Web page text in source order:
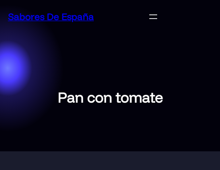
Sabores De España
Pan con tomate